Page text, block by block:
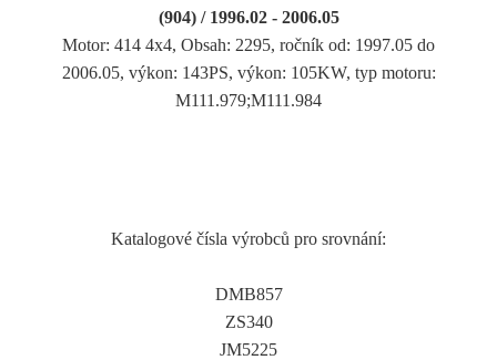
(904) / 1996.02 - 2006.05
Motor: 414 4x4, Obsah: 2295, ročník od: 1997.05 do
2006.05, výkon: 143PS, výkon: 105KW, typ motoru:
M111.979;M111.984
Katalogové čísla výrobců pro srovnání:
DMB857
ZS340
JM5225